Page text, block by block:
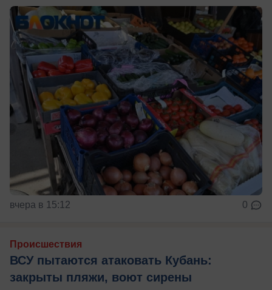
вчера в 15:12 0
Происшествия
ВСУ пытаются атаковать Кубань:
закрыты пляжи, воют сирены